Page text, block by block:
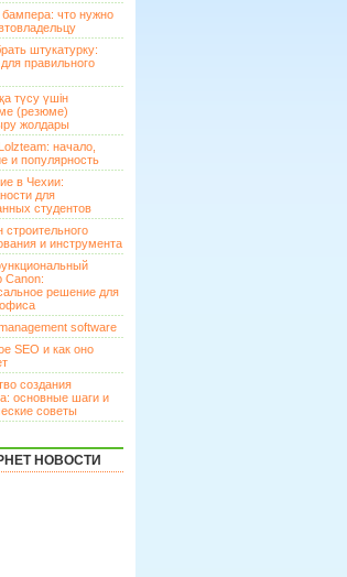
что нужно
штукатурку:
правильного
түсу үшін
(резюме)
жолдары
начало,
и популярность
в Чехии:
для
студентов
строительного
и инструмента
Canon:
решение для
software
SEO и как оно
создания
основные шаги и
советы
НОВОСТИ